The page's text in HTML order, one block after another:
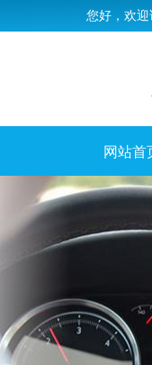
您好，欢迎
网站首